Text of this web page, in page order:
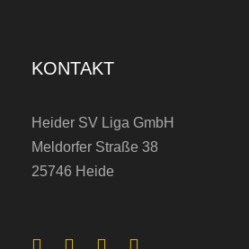
e
e
r
KONTAKT
Heider SV Liga GmbH
Meldorfer Straße 38
25746 Heide